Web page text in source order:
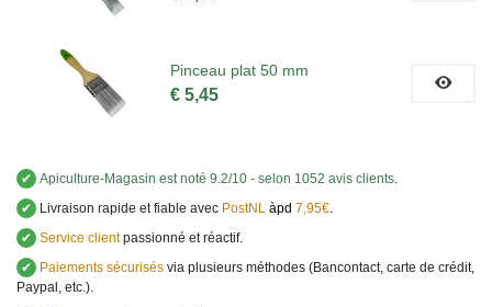
Pinceau plat 50 mm
€ 5,45
✔ Apiculture-Magasin est noté 9.2/10 - selon 1052 avis clients
✔
Livraison rapide et fiable avec PostNL àpd 7,95€
✔ Service clientpassionné et réactif.
✔
Paiements sécurisés via plusieurs méthodes (Bancontact, carte de crédit,
Paypal, etc.).